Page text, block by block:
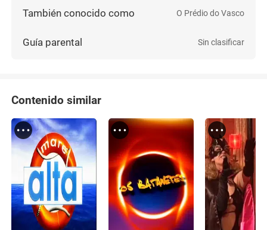
También conocido como O Prédio do Vasco
Guía parental Sin clasificar
Contenido similar